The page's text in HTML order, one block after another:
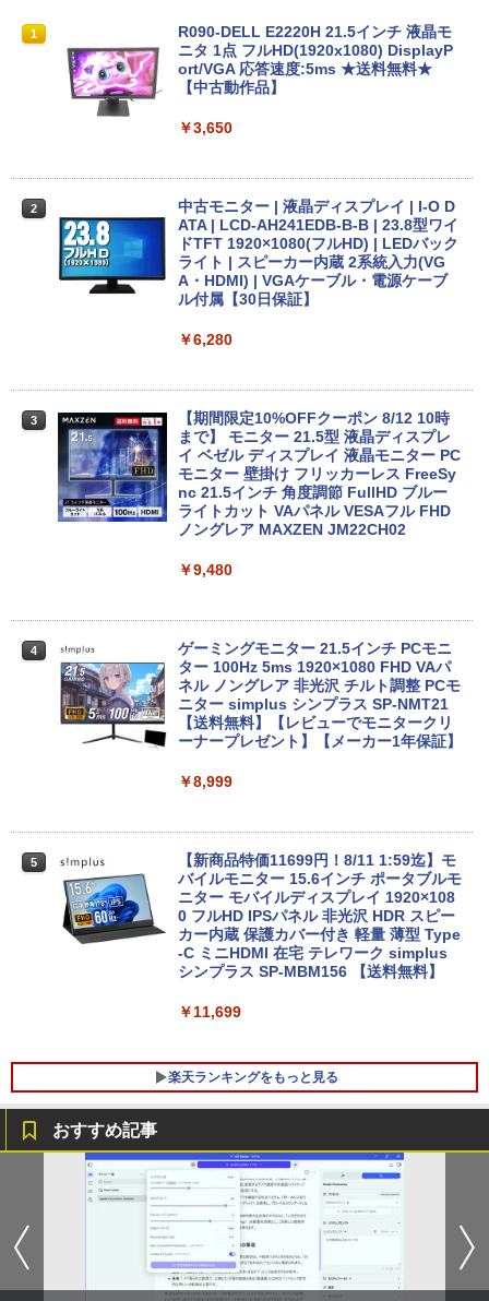
Anker Soundcore P31i ブラック
￥5,990
Anker Soundcore Liberty 5 ミッドナイトブ
ラック
￥14,990
るーとゅーす コードレス ENCノイズキャン
セリング 自動ペアリング Type-C充電 マイク
付き 防水 タッチ式音量調整 スポーツ/通勤/通
学/WEB会議(ホワイト)
￥1,964
Xiaomi シャオミ REDMI Buds 8 Lite ワイヤ
￥3,480
BRUCE WAYNE feat. Flo Milli, ATL Jacob
On My Road (Stadium ver.)
￥250
BUGS LIFE
￥250
by Amazon 天然水 ラベルレス 500ml ×24本
ウォーター ペットボトル 静岡県産 500ミリリ
ットル (Smart Basic)
￥1,380
by Amazon 天然水ラベルレス 2L×9本
￥1,117
art Basic)
￥1,625
コカ・コーラ やかんの麦茶 from 爽健美茶 ラ
ベルレス 650mlPET×24本
￥2,009
異世界居酒屋「のぶ」(22) (角川コミックス・
ONE PIECE モノクロ版 115 (ジャンプコミッ
クスDIGITAL)
￥594
￥572
スーパーの裏でヤニ吸うふたり 9巻 (デジタル
版ビッグガンガンコミックス)
1
【期間限定 ポイントUP＆クーポン配
布】 Lenovo 500e Chromebook Gen 4
s 2in1 ノートパソコン 83L5S00000 Chr
omeOS N100 メモリ4GB eMMC64GB 1
中古ノートパソコン HP ProBook 450 G
5 G6 G7 G8 第10世代 Core i3/i5選択可
Windows11 Pro Office 2024付き メモリ
16GB SSD512GB 15.6型 Webカメラ テ
ンキー 軽量 ビジネス 在宅勤務 学生向け
￥24,980
3
送料無料 あす楽対応 即日発送 中古良品
フルHD対応WUXGA 12.1インチ Panaso
nic Let's note CF-SZ6Z Windows11 七
世代Core i7-7600U 16GB 爆速512GB-S
SD カメラ 無線 Office付 Win11【ノート
パソコン 中古パソコン 中古PC】（Wind
ows10も対応可能 Win10）
￥28,589
4
超得2,000円OFF&P5倍｜第8世代 office
付き｜楽天1位 三冠獲得｜豪華特典付き
｜最大180日保証｜Core i5 第8世代｜中
古ノートパソコン Windows11 office付
き｜15.6型 テンキー付き｜ノートパソコ
ンWindows11 第8世代｜ノートパソコン
【新品】【楽天1位！】ノートパソコン
新品第13世代CPU搭載ノートPC Office
付きノートパソコン 初心者向け Window
s11 初期設定済 Webカメラ zoom 日本語
キーボード 14.1型 Intel Celeron メモリ
8GB SSD1TB(最大) 大容量バッテリービ
1
【今だけ】全品ポイント10倍 お買い物マ
ラソン★8/4～8/11★中古パソコン デス
クトップPC FUJITSU ESPRIMO Q558/B
Core i5 9500T メモリ8GB 中古SSD 2.5
【送料無料】【1年保証】
デスクトップパソコン デル DELL optipl
ex 3070SF Micro 9世代 Core i5 メモリ8
GB 16GB SSD256GB HDMI office Win
dows11 pro Win11 4K 対応 ミニPC デ
古パソコン 1186aR 10249091
Win11搭載 デスクトップパソコン ミニP
C miniPC 初心者向け Office付き Windo
ws11 初心者向け 初期設定済 省スペース
高さ4.4cm 軽量 モニター取り付け可 イ
ンテルCeleron メモリ8GB 高速SSD 256
機能 テレワーク 在宅勤務 パソコン
【最新モデル】デスクトップパソコン 一
体型 22型液晶 Core i5 高速CPU搭載 Wi
ndows11 & Office付き メモリ8GB SSD
256GB Wi-Fi対応 USB3.0 一体型PC テ
ト付き 在宅勤務 テレワーク 家庭用 省ス
￥42,980
Acer｜エイサー 超小型 デスクトップパ
ソコン RB102-N18U(Windows 11 Pro/I
ntel Processor N150/メモリ 8GB/SSD 2
56GB) RB102-N18U
￥52,800
1
R090-DELL E2220H 21.5インチ 液晶モ
ニタ 1点 フルHD(1920x1080) DisplayP
ort/VGA 応答速度:5ms ★送料無料★
【中古動作品】
￥3,650
2
中古モニター | 液晶ディスプレイ | I-O D
ATA | LCD-AH241EDB-B-B | 23.8型ワイ
ドTFT 1920×1080(フルHD) | LEDバック
ライト | スピーカー内蔵 2系統入力(VG
A・HDMI) | VGAケーブル・電源ケーブ
ル付属【30日保証】
￥6,280
3
【期間限定10%OFFクーポン 8/12 10時
まで】 モニター 21.5型 液晶ディスプレ
イ ベゼル ディスプレイ 液晶モニター PC
モニター 壁掛け フリッカーレス FreeSy
nc 21.5インチ 角度調節 FullHD ブルー
ライトカット VAパネル VESAフル FHD
ノングレア MAXZEN JM22CH02
￥9,480
4
ゲーミングモニター 21.5インチ PCモニ
ター 100Hz 5ms 1920×1080 FHD VAパ
ネル ノングレア 非光沢 チルト調整 PCモ
ニター simplus シンプラス SP-NMT21
【送料無料】【レビューでモニタークリ
ーナープレゼント】【メーカー1年保証】
￥8,999
5
【新商品特価11699円！8/11 1:59迄】モ
バイルモニター 15.6インチ ポータブルモ
ニター モバイルディスプレイ 1920×108
0 フルHD IPSパネル 非光沢 HDR スピー
カー内蔵 保護カバー付き 軽量 薄型 Type
-C ミニHDMI 在宅 テレワーク simplus
シンプラス SP-MBM156 【送料無料】
￥11,699
楽天ランキングをもっと見る
アンダーニンジャ（18） 【電子書籍】[
花沢健吾 ]
おすすめ記事